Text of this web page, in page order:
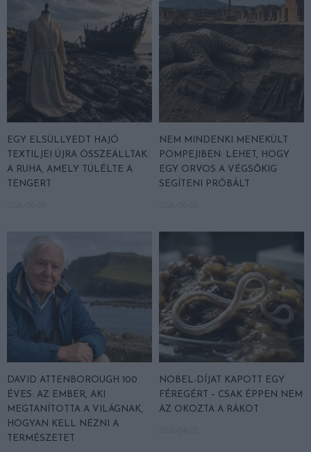
EGY ELSÜLLYEDT HAJÓ
TEXTILJEI ÚJRA ÖSSZEÁLLTAK:
A RUHA, AMELY TÚLÉLTE A
TENGERT
NEM MINDENKI MENEKÜLT
POMPEJIBEN: LEHET, HOGY
EGY ORVOS A VÉGSŐKIG
SEGÍTENI PRÓBÁLT
DAVID ATTENBOROUGH 100
ÉVES: AZ EMBER, AKI
MEGTANÍTOTTA A VILÁGNAK,
HOGYAN KELL NÉZNI A
TERMÉSZETET
NOBEL-DÍJAT KAPOTT EGY
FÉREGÉRT – CSAK ÉPPEN NEM
AZ OKOZTA A RÁKOT